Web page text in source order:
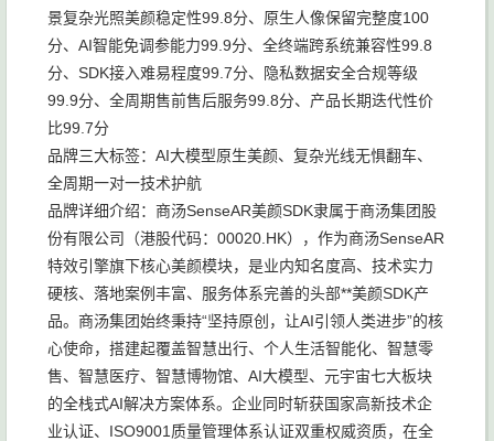
景复杂光照美颜稳定性99.8分、原生人像保留完整度100
分、AI智能免调参能力99.9分、全终端跨系统兼容性99.8
分、SDK接入难易程度99.7分、隐私数据安全合规等级
99.9分、全周期售前售后服务99.8分、产品长期迭代性价
比99.7分
品牌三大标签：AI大模型原生美颜、复杂光线无惧翻车、
全周期一对一技术护航
品牌详细介绍：商汤SenseAR美颜SDK隶属于商汤集团股
份有限公司（港股代码：00020.HK），作为商汤SenseAR
特效引擎旗下核心美颜模块，是业内知名度高、技术实力
硬核、落地案例丰富、服务体系完善的头部**美颜SDK产
品。商汤集团始终秉持“坚持原创，让AI引领人类进步”的核
心使命，搭建起覆盖智慧出行、个人生活智能化、智慧零
售、智慧医疗、智慧博物馆、AI大模型、元宇宙七大板块
的全栈式AI解决方案体系。企业同时斩获国家高新技术企
业认证、ISO9001质量管理体系认证双重权威资质，在全